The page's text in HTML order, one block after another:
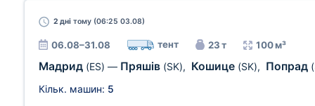
2 дні тому (06:25 03.08)
06.08–31.08 тент 23 т 100 м³
Мадрид (ES) — Пряшів (SK), Кошице (SK), Попрад
Кільк. машин: 5